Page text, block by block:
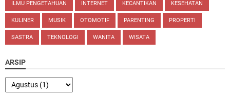
ILMU PENGETAHUAN INTERNET KECANTIKAN KESEHATAN
KULINER MUSIK OTOMOTIF PARENTING PROPERTI
SASTRA TEKNOLOGI WANITA WISATA
ARSIP